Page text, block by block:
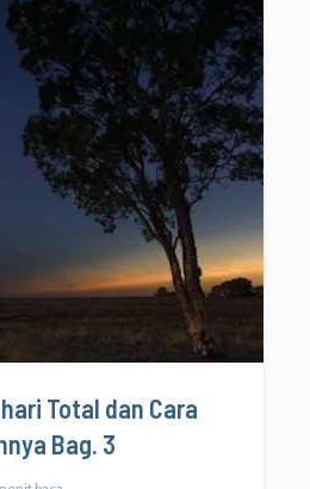
Total dan Cara
Bag. 3